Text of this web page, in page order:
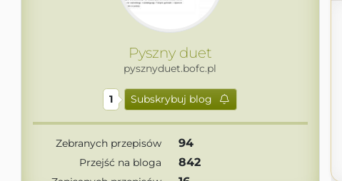
Pyszny duet
pysznyduet.bofc.pl
1 Subskrybuj blog
Zebranych przepisów 94
Przejść na bloga 842